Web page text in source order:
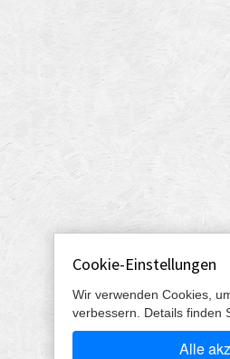
Cookie-Einstellungen
Wir verwenden Cookies,
verbessern. Details finden
Alle